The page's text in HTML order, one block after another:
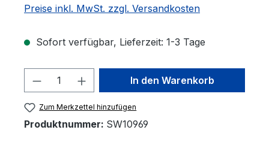
Preise inkl. MwSt. zzgl. Versandkosten
Sofort verfügbar, Lieferzeit: 1-3 Tage
Produkt Anzahl: Gib den
In den Warenkorb
Zum Merkzettel hinzufügen
Produktnummer: SW10969